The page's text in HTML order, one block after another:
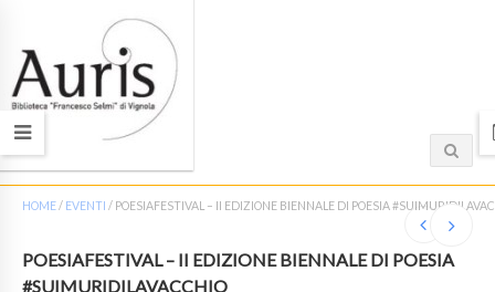
HOME/ EVENTI / POESIAFESTIVAL – II EDIZIONE BIENNALE DI POESIA
POESIAFESTIVAL – II EDIZIONE BIENNALE DI POESIA
#SUIMURIDILAVACCHIO